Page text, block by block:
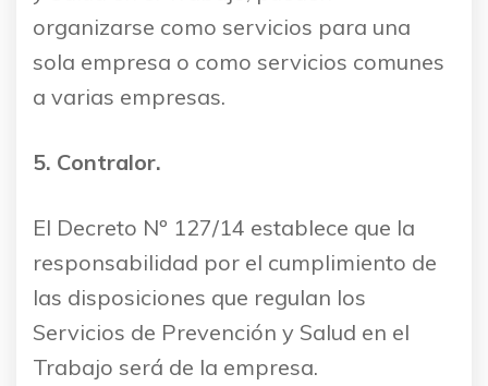
organizarse como servicios para una
sola empresa o como servicios comunes
a varias empresas.
5. Contralor.
El Decreto Nº 127/14 establece que la
responsabilidad por el cumplimiento de
las disposiciones que regulan los
Servicios de Prevención y Salud en el
Trabajo será de la empresa.